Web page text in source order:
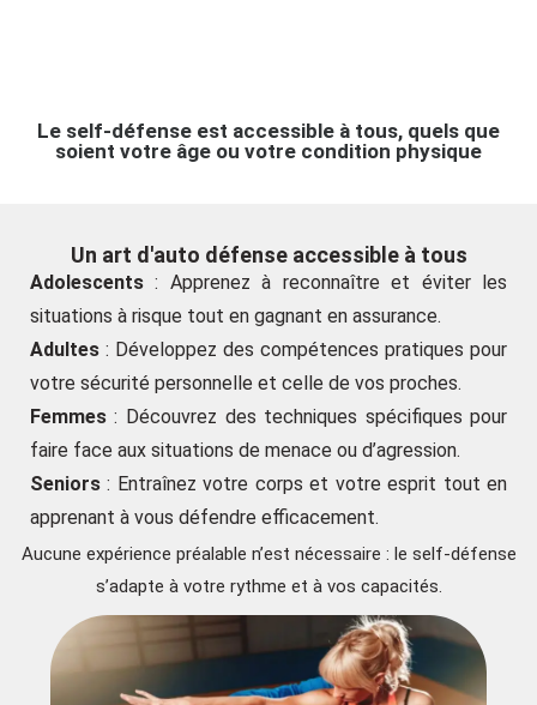
Le self-défense est accessible à tous, quels que
soient votre âge ou votre condition physique
Un art d'auto défense accessible à tous
Adolescents: Apprenez à reconnaître et éviter les
situations à risque tout en gagnant en assurance.
Adultes: Développez des compétences pratiques pour
votre sécurité personnelle et celle de vos proches.
Femmes: Découvrez des techniques spécifiques pour
faire face aux situations de menace ou d’agression.
Seniors: Entraînez votre corps et votre esprit tout en
apprenant à vous défendre efficacement.
Aucune expérience préalable n’est nécessaire : le self-défense
s’adapte à votre rythme et à vos capacités.